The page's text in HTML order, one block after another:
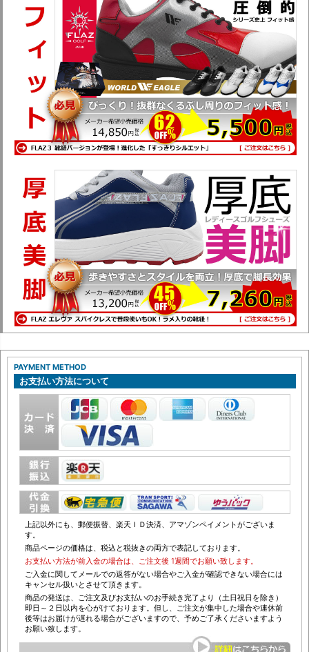
PAYMENT METHOD
お支払い方法について
上記以外にも、郵便振替、楽天ＩＤ決済、アマゾンペイメントがございま
す。
商品ページの価格は、税込と税抜きの両方で表記しております。
お支払い方法が前入金の場合は、ご注文後 1週間でお願い致します。
ご入金に関してメールでの返答がない場合やご入金が確認できない場合には
キャンセル扱いとさせて頂きます。
商品の発送は、ご注文及びお支払いのお手続き完了より（土日祝日を除き）
即日～２日以内を心がけております。但し、ご注文が集中した場合や連休前
後等はお届けが遅れる場合がございますので、予めご了承くださいますよう
お願い致します。